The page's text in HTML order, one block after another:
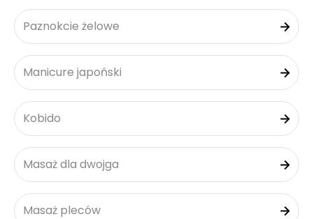
Paznokcie żelowe
Manicure japoński
Kobido
Masaż dla dwojga
Masaż pleców